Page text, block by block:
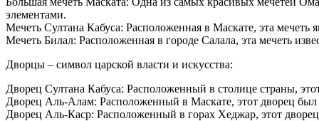
элементами.
Мечеть Султана Кабуса: Расположенная в Маскате, эта
Мечеть Билал: Расположенная в городе Салала, эта мечеть
Дворцы – символ царской власти и искусства:
Дворец Султана Кабуса: Расположенный в столице страны,
Дворец Аль-Алам: Расположенный в Маскате, этот дворец был
Дворец Аль-Каср: Расположенный в горах Хеджар, этот